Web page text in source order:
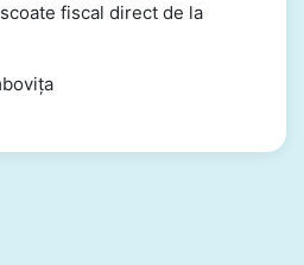
fiscal direct de la